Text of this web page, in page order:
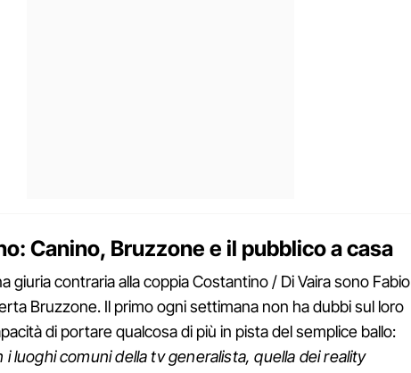
Canino, Bruzzone e il pubblico a casa
giuria contraria alla coppia Costantino / Di Vaira sono Fabio
Bruzzone. Il primo ogni settimana non ha dubbi sul loro
di portare qualcosa di più in pista del semplice ballo:
i luoghi comuni della tv generalista, quella dei reality